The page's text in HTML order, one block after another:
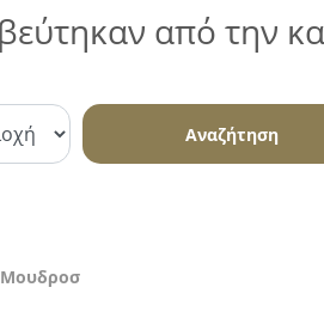
από την
Αναζήτηση
Μουδροσ